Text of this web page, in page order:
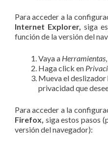
Para acceder a la
Internet Explorer, siga
función de la versión del
Vaya a Herramientas,
Haga click en
Mueva el deslizador
privacidad que
Para acceder a la
Firefox, siga estos pasos
versión del navegador):